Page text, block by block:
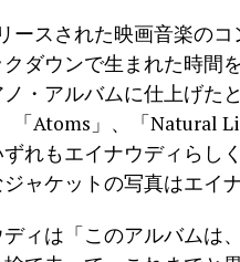
ースされた映画音楽の
ダウンで生まれた時間
・アルバムに仕上げた
「Atoms」、「Natural
れもエイナウディらし
ャケットの写真はエイ
ィは「このアルバムは